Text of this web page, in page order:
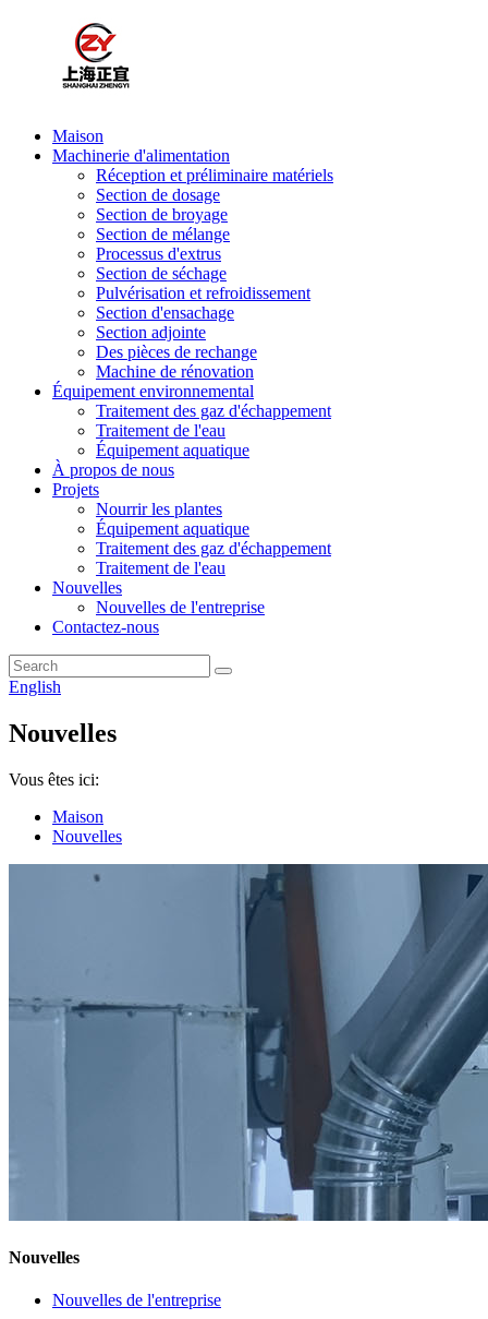
Maison
Machinerie d'alimentation
Réception et préliminaire matériels
Section de dosage
Section de broyage
Section de mélange
Processus d'extrus
Section de séchage
Pulvérisation et refroidissement
Section d'ensachage
Section adjointe
Des pièces de rechange
Machine de rénovation
Équipement environnemental
Traitement des gaz d'échappement
Traitement de l'eau
Équipement aquatique
À propos de nous
Projets
Nourrir les plantes
Équipement aquatique
Traitement des gaz d'échappement
Traitement de l'eau
Nouvelles
Nouvelles de l'entreprise
Contactez-nous
English
Nouvelles
Vous êtes ici:
Maison
Nouvelles
Nouvelles
Nouvelles de l'entreprise